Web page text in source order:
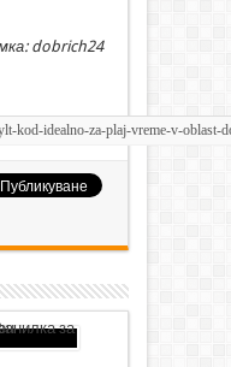
dobrich24